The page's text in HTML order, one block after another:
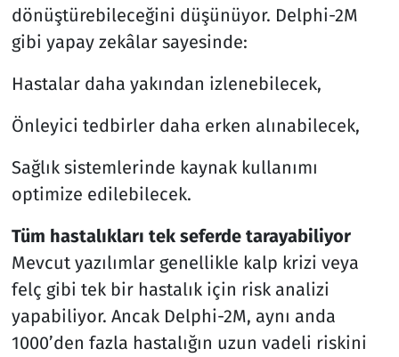
dönüştürebileceğini düşünüyor. Delphi-2M
gibi yapay zekâlar sayesinde:
Hastalar daha yakından izlenebilecek,
Önleyici tedbirler daha erken alınabilecek,
Sağlık sistemlerinde kaynak kullanımı
optimize edilebilecek.
Tüm hastalıkları tek seferde tarayabiliyor
Mevcut yazılımlar genellikle kalp krizi veya
felç gibi tek bir hastalık için risk analizi
yapabiliyor. Ancak Delphi-2M, aynı anda
1000’den fazla hastalığın uzun vadeli riskini